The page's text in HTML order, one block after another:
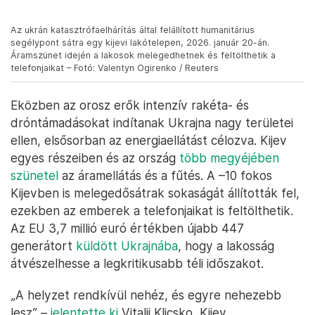
Az ukrán katasztrófaelhárítás által felállított humanitárius
segélypont sátra egy kijevi lakótelepen, 2026. január 20-án.
Áramszünet idején a lakosok melegedhetnek és feltölthetik a
telefonjaikat – Fotó: Valentyn Ogirenko / Reuters
Eközben az orosz erők intenzív rakéta- és